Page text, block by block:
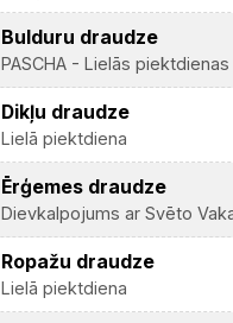
Bulduru draudze
PASCHA - Lielās
Dikļu draudze
Lielā piektdiena
Ērģemes draudze
Dievkalpojums ar Svēto
Ropažu draudze
Lielā piektdiena